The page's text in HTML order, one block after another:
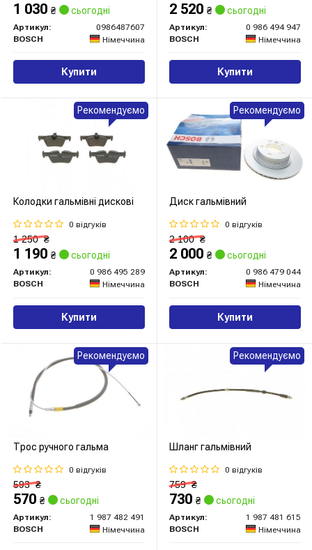
1 030 ₴ сьогодні
Артикул:
0986487607
BOSCH
Німеччина
Купити
2 520 ₴ сьогодні
Артикул:
0 986 494 947
BOSCH
Німеччина
Купити
Колодки гальмівні дискові
0 відгуків
1 250₴
1 190 ₴ сьогодні
Артикул:
0 986 495 289
BOSCH
Німеччина
Купити
Рекомендуємо
Диск гальмівний
0 відгуків
2 100₴
2 000 ₴ сьогодні
Артикул:
0 986 479 044
BOSCH
Німеччина
Купити
Рекомендуємо
Трос ручного гальма
0 відгуків
593₴
570 ₴ сьогодні
Артикул:
1 987 482 491
BOSCH
Німеччина
Рекомендуємо
Шланг гальмівний
0 відгуків
759₴
730 ₴ сьогодні
Артикул:
1 987 481 615
BOSCH
Німеччина
Рекомендуємо